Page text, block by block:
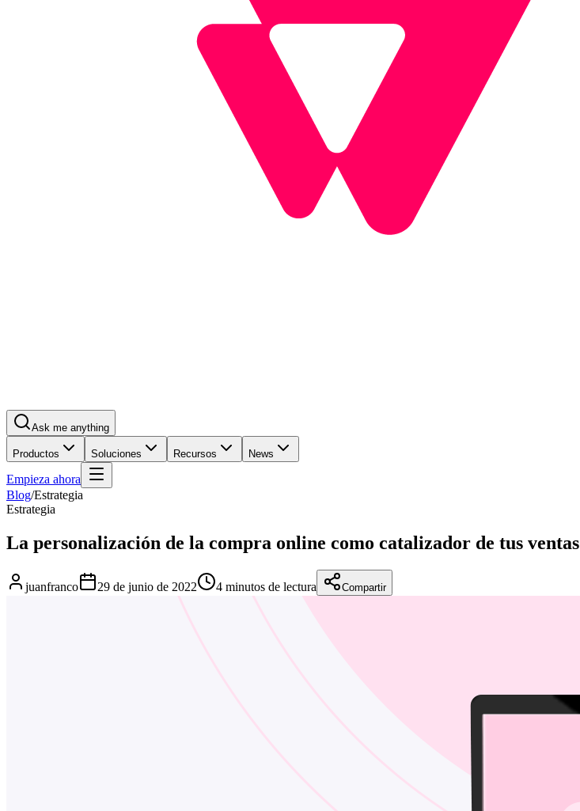
Ask me anything
Productos Soluciones Recursos News
Empieza ahora
Blog/Estrategia
Estrategia
La personalización de la compra online como catalizador de tus ventas
juanfranco 29 de junio de 2022 4 minutos de lectura Compartir